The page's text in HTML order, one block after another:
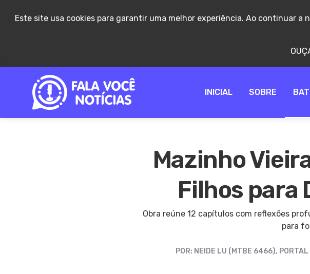
Este site usa cookies para garantir uma melhor experiência. Ao continuar a
INICIAL SOBRE
Mazinho
Filhos para
Obra reúne 12 capítulos com reflexões
para
POR: NEIDE LU (MTBE 6466),